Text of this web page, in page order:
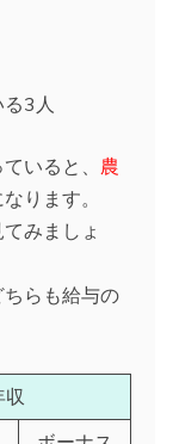
いると、 農
ります。
みましょ
らも給与の
収